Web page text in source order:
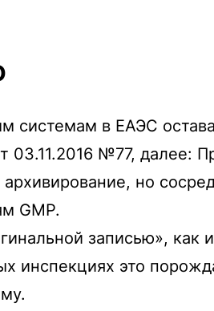
системам в ЕАЭС
№77, далее:
но
GMP.
записью», как
инспекциях это